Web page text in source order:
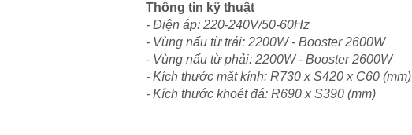
Thông tin kỹ thuật
- Điện áp: 220-240V/50-60Hz
- Vùng nấu từ trái: 2200W - Booster 2600W
- Vùng nấu từ phải: 2200W - Booster 2600W
- Kích thước mặt kính: R730 x S420 x C60 (mm)
- Kích thước khoét đá: R690 x S390 (mm)